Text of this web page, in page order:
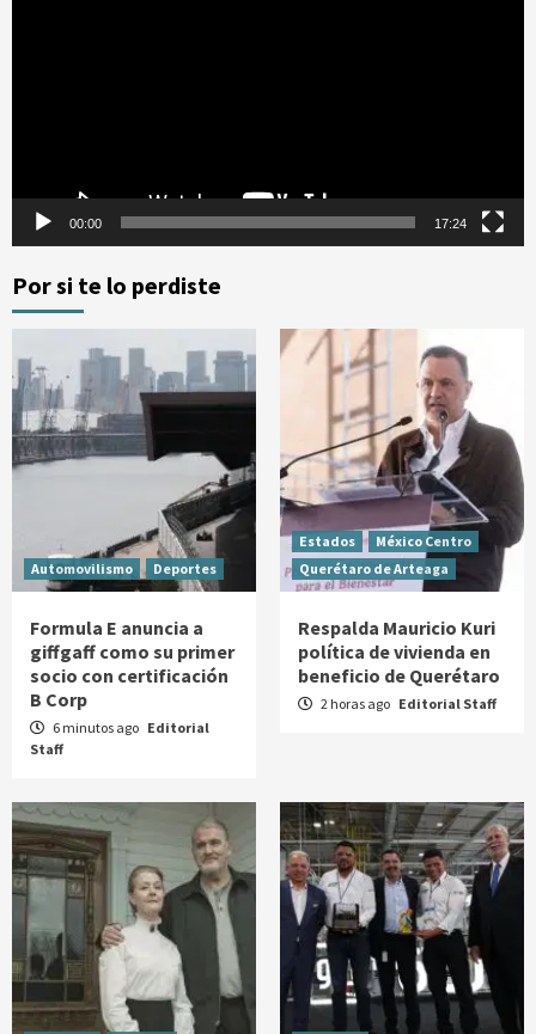
00:00 17:24
Por si te lo perdiste
Automovilismo Deportes
Formula E anuncia a
giffgaff como su primer
socio con certificación
B Corp
6 minutos ago Editorial
Staff
Estados
México Centro
Querétaro de Arteaga
Respalda Mauricio Kuri
política de vivienda en
beneficio de Querétaro
2 horas ago Editorial Staff